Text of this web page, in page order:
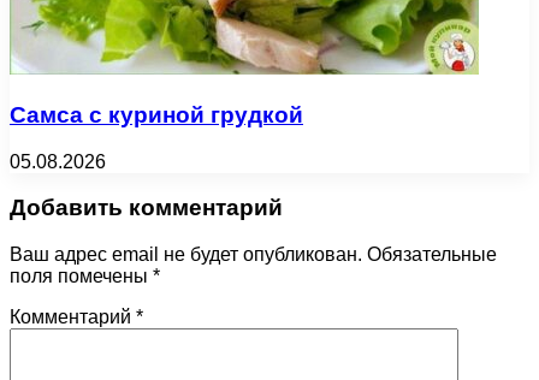
Самса с куриной грудкой
05.08.2026
Добавить комментарий
Ваш адрес email не будет опубликован. Обязательные
поля помечены *
Комментарий *